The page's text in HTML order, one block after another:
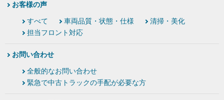
お客様の声
すべて 車両品質・状態・仕様
清掃・美化
担当フロント対応
お問い合わせ
全般的なお問い合わせ
緊急で中古トラックの手配が必要な方